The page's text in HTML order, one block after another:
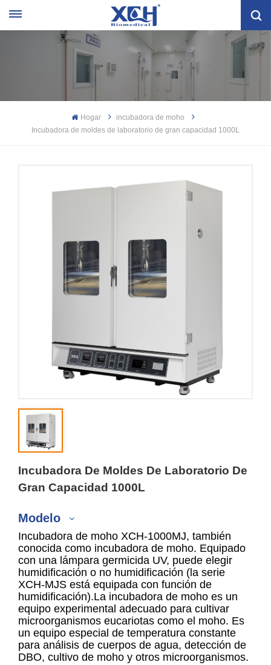
Hogar
incubadora de moho
Incubadora de moldes de laboratorio de gran capacidad 1000L
Incubadora De Moldes De Laboratorio De
Gran Capacidad 1000L
Modelo
XCH-150MJ
XCH-250MJ
XCH-400MJ
XCH-500MJ
Incubadora de moho XCH-1000MJ, también
conocida como incubadora de moho. Equipado
con una lámpara germicida UV, puede elegir
humidificación o no humidificación (la serie
XCH-MJS está equipada con función de
humidificación).La incubadora de moho es un
equipo experimental adecuado para cultivar
microorganismos eucariotas como el moho. Es
un equipo especial de temperatura constante
para análisis de cuerpos de agua, detección de
DBO, cultivo de moho y otros microorganismos.